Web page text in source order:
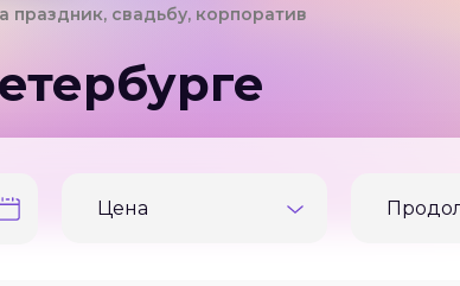
праздник, свадьбу, корпоратив
Цена